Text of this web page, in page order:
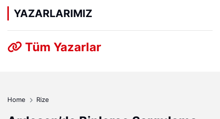
YAZARLARIMIZ
Tüm Yazarlar
Home Rize